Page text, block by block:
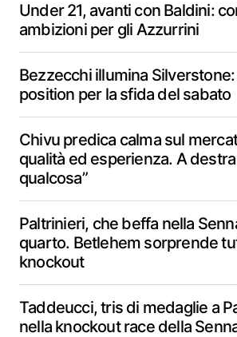
Under 21, avanti con Baldini:
ambizioni per gli Azzurrini
Bezzecchi illumina
position per la sfida del sabato
Chivu predica calma sul
qualità ed esperienza. A
qualcosa”
Paltrinieri, che beffa nella
quarto. Betlehem sorprende
knockout
Taddeucci, tris di medaglie a
nella knockout race della